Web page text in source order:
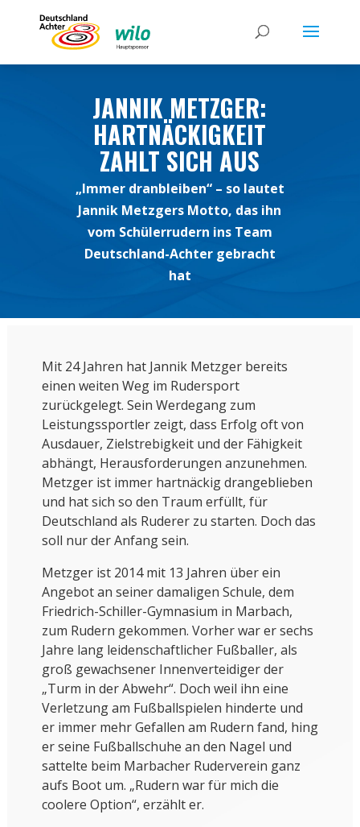
JANNIK METZGER:
HARTNÄCKIGKEIT
ZAHLT SICH AUS
„Immer dranbleiben“ – so lautet
Jannik Metzgers Motto, das ihn
vom Schülerrudern ins Team
Deutschland-Achter gebracht
hat
Mit 24 Jahren hat Jannik Metzger bereits
einen weiten Weg im Rudersport
zurückgelegt. Sein Werdegang zum
Leistungssportler zeigt, dass Erfolg oft von
Ausdauer, Zielstrebigkeit und der Fähigkeit
abhängt, Herausforderungen anzunehmen.
Metzger ist immer hartnäckig drangeblieben
und hat sich so den Traum erfüllt, für
Deutschland als Ruderer zu starten. Doch das
soll nur der Anfang sein.
Metzger ist 2014 mit 13 Jahren über ein
Angebot an seiner damaligen Schule, dem
Friedrich-Schiller-Gymnasium in Marbach,
zum Rudern gekommen. Vorher war er sechs
Jahre lang leidenschaftlicher Fußballer, als
groß gewachsener Innenverteidiger der
„Turm in der Abwehr“. Doch weil ihn eine
Verletzung am Fußballspielen hinderte und
er immer mehr Gefallen am Rudern fand, hing
er seine Fußballschuhe an den Nagel und
sattelte beim Marbacher Ruderverein ganz
aufs Boot um. „Rudern war für mich die
coolere Option“, erzählt er.